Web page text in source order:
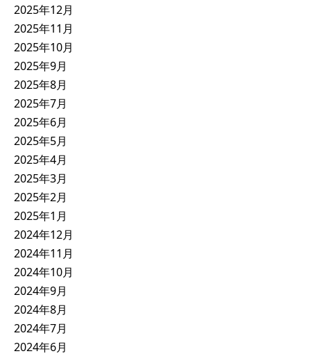
2025年12月
2025年11月
2025年10月
2025年9月
2025年8月
2025年7月
2025年6月
2025年5月
2025年4月
2025年3月
2025年2月
2025年1月
2024年12月
2024年11月
2024年10月
2024年9月
2024年8月
2024年7月
2024年6月